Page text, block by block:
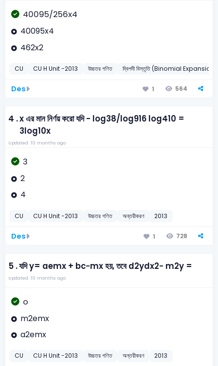
40095/256x4
40095x4
462x2
CU CU H Unit -2013 উচ্চতর গণিত দ্বিপদী বিস্তৃতি (Binomial
Des 1 564
4 .x এর মান নির্ণয় করো যদি - log38/log916 log410 =
3log10x
Updated: 10 months ago
3
2
4
CU CU H Unit -2013 উচ্চতর গণিত অন্তরীকরণ 2013
Des 1 728
5 .যদি y= aemx + bc−mx হয়, তবে d2ydx2− m2y =
Updated: 10 months ago
o
m2emx
a2emx
CU CU H Unit -2013 উচ্চতর গণিত অন্তরীকরণ 2013